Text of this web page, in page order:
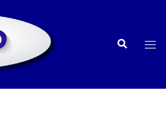
Buscar